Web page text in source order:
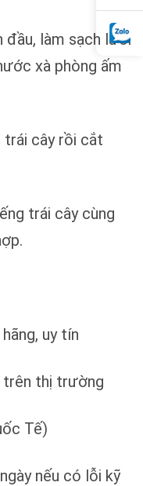
đầu, làm sạch lưỡi
xà phòng ấm
trái cây rồi cắt
trái cây cùng
uy tín
trên thị trường
Tế)
nếu có lỗi kỹ